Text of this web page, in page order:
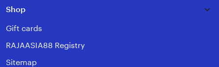
Shop
Gift cards
RAJAASIA88 Registry
Sitemap